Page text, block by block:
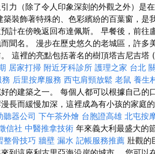
力（除了令人印象深刻的外觀之外）是
築裝飾著特殊的、色彩繽紛的百葉窗，是
計在傍晚返回布達佩斯。 早餐後，前往
聞名。 漫步在歷史悠久的老城區，許多
這裡的亮點包括著名的樹頂塔吉尼吉
居家打掃 附近牙科診所 護理之家 台北
后里按摩服務 西屯肩頸放鬆 老鼠 養生
的建築之一。 每個人都可以根據自己的
長而緩慢加深，這裡成為有小孩的家庭
聽器公司 下午茶外燴 台胞證高雄 北屯按
信社 中醫推拿技術 年來義大利最盛大的
整骨技巧 牆壁 漏水 記帳服務推薦 壯觀的